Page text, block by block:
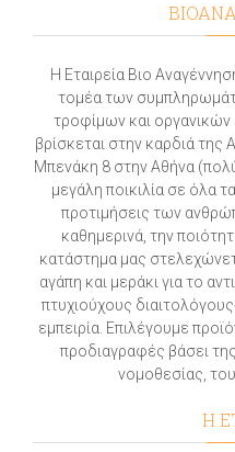
Η Εταιρεία Βιο
τομέα των
τροφίμων και
βρίσκεται στην καρδιά
Μπενάκη 8 στην Αθήνα
μεγάλη ποικιλία σε όλα
προτιμήσεις των
καθημερινά, την
κατάστημα μας
αγάπη και μεράκι για το
πτυχιούχους
εμπειρία. Επιλέγουμε
προδιαγραφές βάσει
νομοθεσίας,
Η